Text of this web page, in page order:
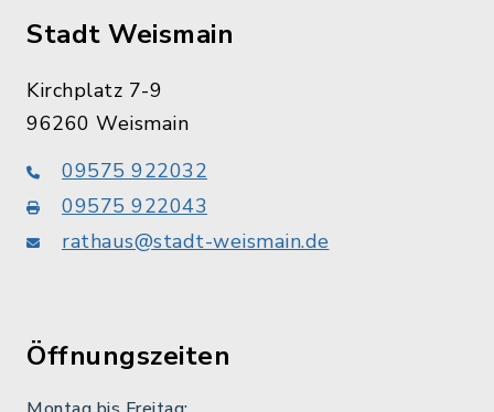
Stadt Weismain
Kirchplatz 7-9
96260 Weismain
09575 922032
09575 922043
rathaus@stadt-weismain.de
Öffnungszeiten